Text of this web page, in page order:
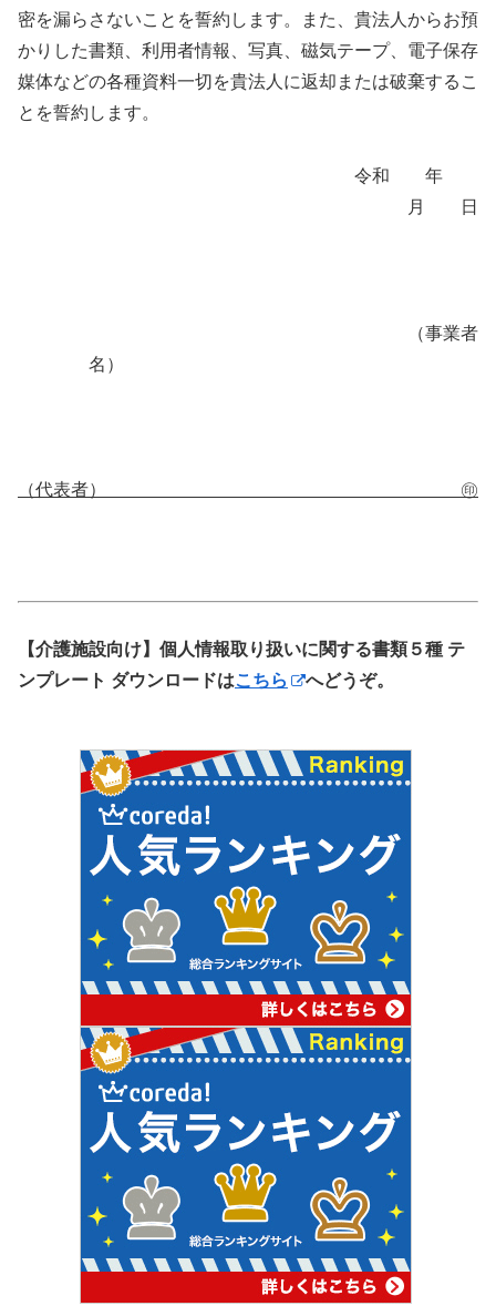
密を漏らさないことを誓約します。また、貴法人からお預
かりした書類、利用者情報、写真、磁気テープ、電子保存
媒体などの各種資料一切を貴法人に返却または破棄するこ
とを誓約します。
令和 年
月 日
（事業者
名）
（代表者） ㊞
【介護施設向け】個人情報取り扱いに関する書類５種 テ
ンプレート ダウンロードはこちら へどうぞ。